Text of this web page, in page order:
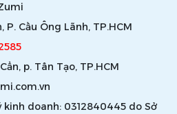
P. Cầu Ông Lãnh, TP.HCM
p. Tân Tạo, TP.HCM
kinh doanh: 0312840445 do Sở